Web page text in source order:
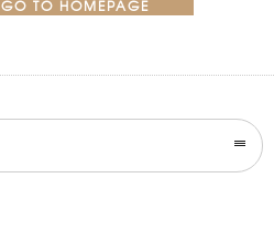
GO TO HOMEPAGE